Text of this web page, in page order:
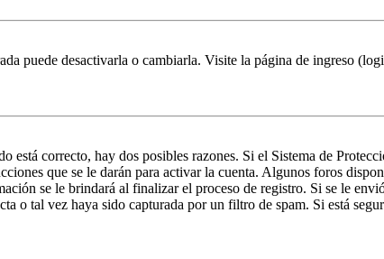
puede desactivarla o cambiarla. Visite la página de ingreso
está correcto, hay dos posibles razones. Si el Sistema de
que se le darán para activar la cuenta. Algunos foros
se le brindará al finalizar el proceso de registro. Si se le
o tal vez haya sido capturada por un filtro de spam. Si está